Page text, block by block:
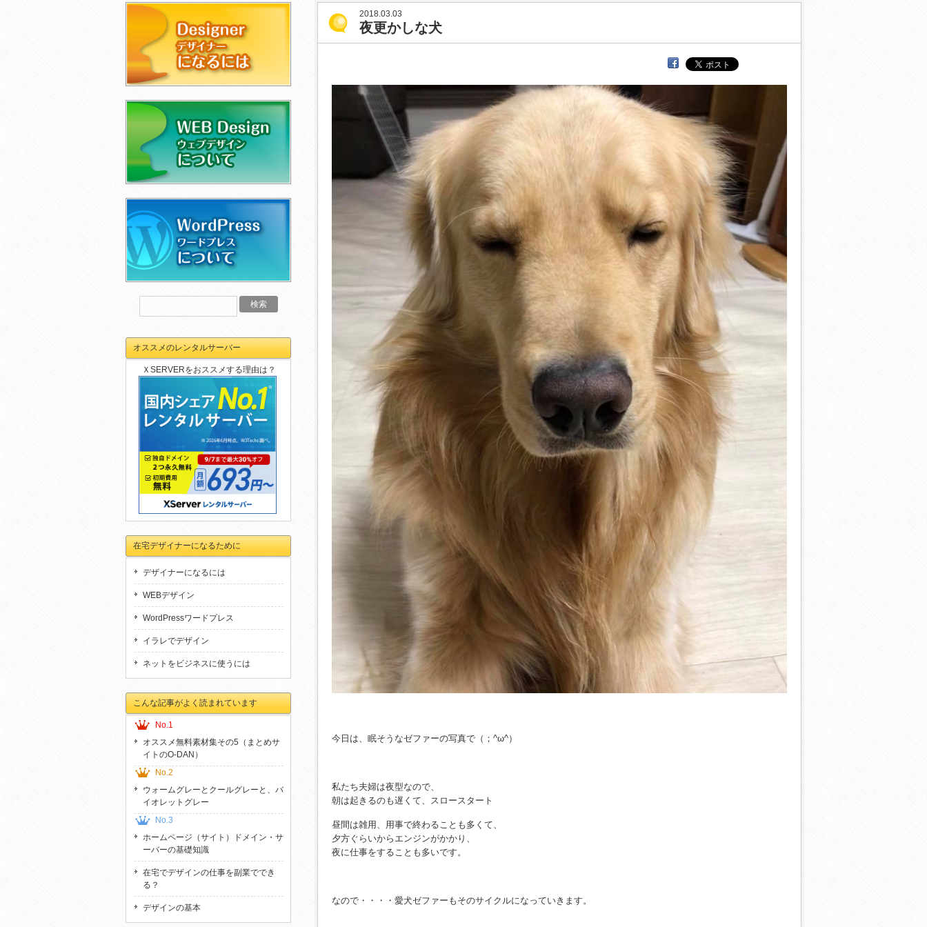
2018.03.03
夜更かしな犬
今日は、眠そうなゼファーの写真で（；^ω^）
私たち夫婦は夜型なので、
朝は起きるのも遅くて、スロースタート
昼間は雑用、用事で終わることも多くて、
夕方ぐらいからエンジンがかかり、
夜に仕事をすることも多いです。
なので・・・・愛犬ゼファーもそのサイクルになっていきます。
オススメのレンタルサーバー
ＸSERVERをおススメする理由は？
在宅デザイナーになるために
デザイナーになるには
WEBデザイン
WordPressワードプレス
イラレでデザイン
ネットをビジネスに使うには
こんな記事がよく読まれています
No.1
オススメ無料素材集その5（まとめサ
イトのO-DAN）
No.2
ウォームグレーとクールグレーと、バ
イオレットグレー
No.3
ホームページ（サイト）ドメイン・サ
ーバーの基礎知識
在宅でデザインの仕事を副業ででき
る？
デザインの基本